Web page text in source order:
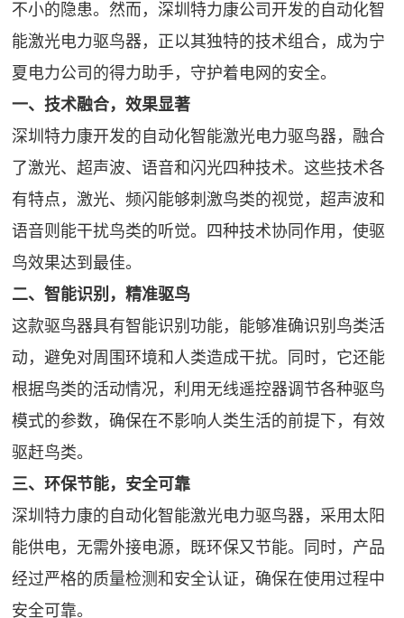
不小的隐患。然而，深圳特力康公司开发的自动化智
能激光电力驱鸟器，正以其独特的技术组合，成为宁
夏电力公司的得力助手，守护着电网的安全。
一、技术融合，效果显著
深圳特力康开发的自动化智能激光电力驱鸟器，融合
了激光、超声波、语音和闪光四种技术。这些技术各
有特点，激光、频闪能够刺激鸟类的视觉，超声波和
语音则能干扰鸟类的听觉。四种技术协同作用，使驱
鸟效果达到最佳。
二、智能识别，精准驱鸟
这款驱鸟器具有智能识别功能，能够准确识别鸟类活
动，避免对周围环境和人类造成干扰。同时，它还能
根据鸟类的活动情况，利用无线遥控器调节各种驱鸟
模式的参数，确保在不影响人类生活的前提下，有效
驱赶鸟类。
三、环保节能，安全可靠
深圳特力康的自动化智能激光电力驱鸟器，采用太阳
能供电，无需外接电源，既环保又节能。同时，产品
经过严格的质量检测和安全认证，确保在使用过程中
安全可靠。